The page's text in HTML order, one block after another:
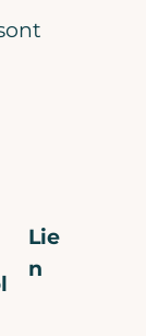
Lie
n